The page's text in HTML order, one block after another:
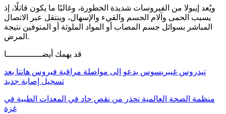
ويُعد إيبولا من الفيروسات شديدة الخطورة، وغالبًا ما يكون قاتلًا، إذ
يسبب الحمى وآلام الجسم والقيء والإسهال، وينتقل عبر الاتصال
المباشر بسوائل جسم المصاب أو المواد الملوثة أو المتوفين نتيجة
المرض.
قد يهمك أيضــــــــــــــا
تيدروس غيبريسوس يدعو إلى مواصلة مراقبة فيروس هانتا بعد
تسجيل إصابة جديد
منظمة الصحة العالمية تحذر من نقص حاد في المعدات الطبية في
غزة